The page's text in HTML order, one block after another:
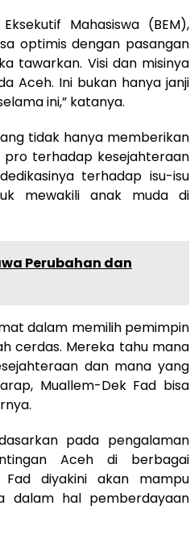
Mahasiswa (BEM),
optimis dengan pasangan
tawarkan. Visi dan misinya
Aceh. Ini bukan hanya janji
ini,” katanya.
tidak hanya memberikan
pro terhadap kesejahteraan
terhadap isu-isu
mewakili anak muda di
Perubahan dan
dalam memilih pemimpin
cerdas. Mereka tahu mana
dan mana yang
Muallem-Dek Fad bisa
pada pengalaman
Aceh di berbagai
diyakini akan mampu
dalam hal pemberdayaan